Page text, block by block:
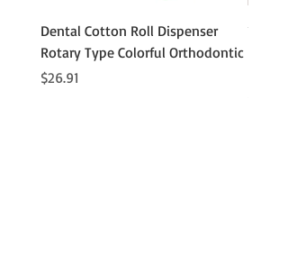
Dental Cotton Roll Dispenser
Rotary Type Colorful Orthodontic
価格
$26.91